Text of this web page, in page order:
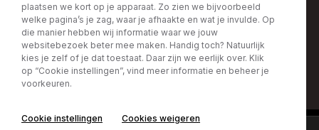
Privacy Policy
plaatsen we kort op je apparaat. Zo zien we bijvoorbeeld
welke pagina’s je zag, waar je afhaakte en wat je invulde. Op
die manier hebben wij informatie waar we jouw
websitebezoek beter mee maken. Handig toch? Natuurlijk
kies je zelf of je dat toestaat. Daar zijn we eerlijk over. Klik
op “Cookie instellingen”, vind meer informatie en beheer je
voorkeuren.
Cookie instellingen Cookies weigeren